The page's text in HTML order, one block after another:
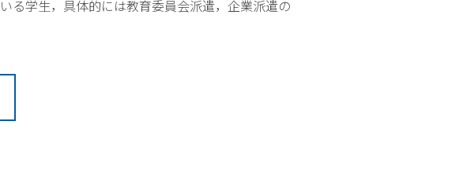
る学生，具体的には教育委員会派遣，企業派遣の